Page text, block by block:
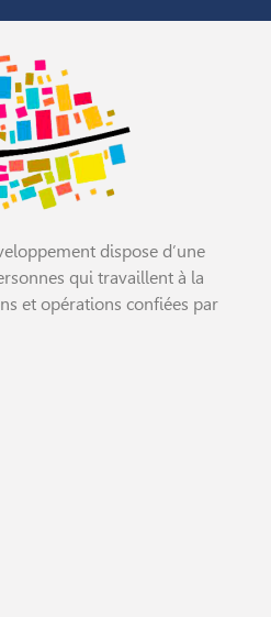
dispose d’une
qui travaillent à la
et opérations confiées par